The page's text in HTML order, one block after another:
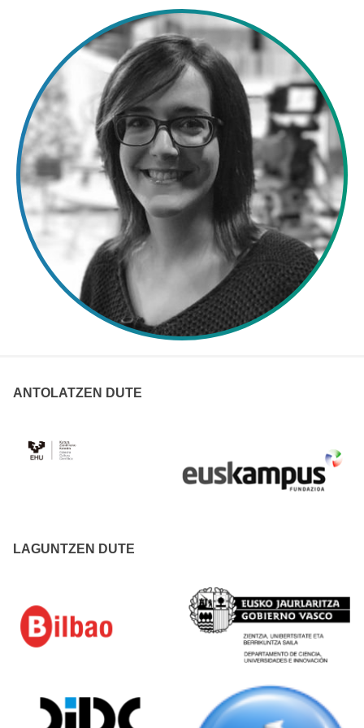
ANTOLATZEN DUTE
LAGUNTZEN DUTE